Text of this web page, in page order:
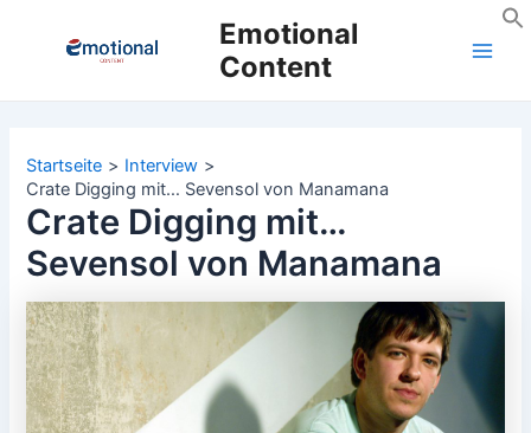
Emotional
Content
Startseite
Interview
Crate Digging mit… Sevensol von Manamana
Crate Digging mit…
Sevensol von Manamana